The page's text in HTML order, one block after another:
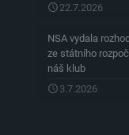
22.7.2026
NSA vydala
ze státního
náš klub
3.7.2026